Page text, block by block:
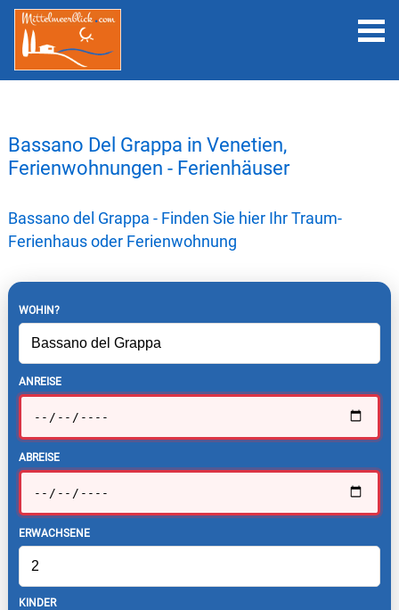
Bassano Del Grappa in Venetien,
Ferienwohnungen - Ferienhäuser
Bassano del Grappa - Finden Sie hier Ihr Traum-
Ferienhaus oder Ferienwohnung
WOHIN?
ANREISE
ABREISE
ERWACHSENE
KINDER